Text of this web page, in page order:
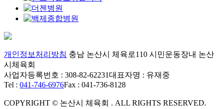
개인정보처리방침 충남 논산시 체육로110 시민운동장내 논산
시체육회
사업자등록번호 : 308-82-62231대표자명 : 유재중
Tel : 041-746-6976Fax : 041-736-8128
COPYRIGHT © 논산시 체육회 . ALL RIGHTS RESERVED.